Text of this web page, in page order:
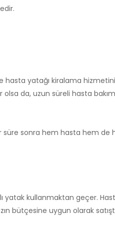
hasta yatağı kiralama
da, uzun süreli hasta
süre sonra hem hasta hem de
yatak kullanmaktan geçer.
bütçesine uygun olarak